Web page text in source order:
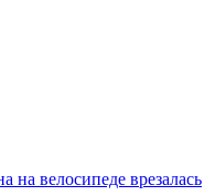
на велосипеде врезалась